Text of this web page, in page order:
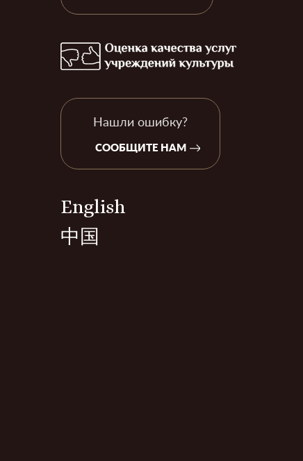
Нашли ошибку?
СООБЩИТЕ НАМ
English
中国